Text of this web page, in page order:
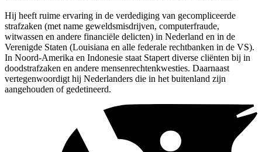
Hij heeft ruime ervaring in de verdediging van gecompliceerde
strafzaken (met name geweldsmisdrijven, computerfraude,
witwassen en andere financiële delicten) in Nederland en in de
Verenigde Staten (Louisiana en alle federale rechtbanken in de VS).
In Noord-Amerika en Indonesie staat Stapert diverse cliënten bij in
doodstrafzaken en andere mensenrechtenkwesties. Daarnaast
vertegenwoordigt hij Nederlanders die in het buitenland zijn
aangehouden of gedetineerd.